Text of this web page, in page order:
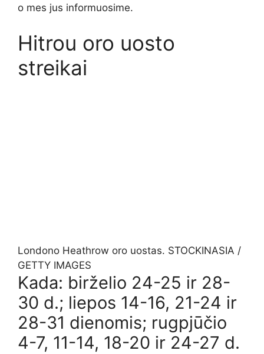
o mes jus informuosime.
Hitrou oro uosto
streikai
Londono Heathrow oro uostas. STOCKINASIA /
GETTY IMAGES
Kada: birželio 24-25 ir 28-
30 d.; liepos 14-16, 21-24 ir
28-31 dienomis; rugpjūčio
4-7, 11-14, 18-20 ir 24-27 d.